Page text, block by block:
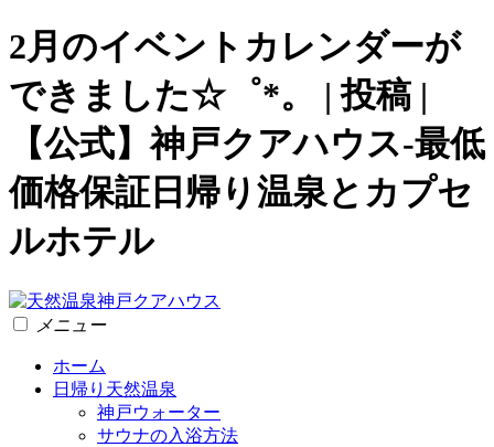
2月のイベントカレンダーが
できました☆゜*。 | 投稿 |
【公式】神戸クアハウス-最低
価格保証日帰り温泉とカプセ
ルホテル
メニュー
ホーム
日帰り天然温泉
神戸ウォーター
サウナの入浴方法